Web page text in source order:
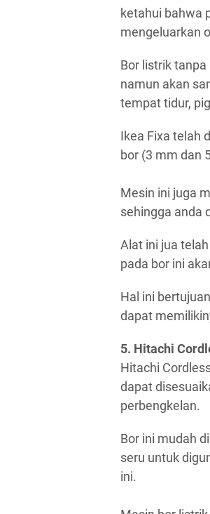
ketahui bahwa
mengeluarkan
Bor listrik
namun akan
tempat tidur,
Ikea Fixa telah
bor (3 mm dan
Mesin ini juga
sehingga anda
Alat ini jua
pada bor ini
Hal ini
dapat
5. Hitachi
Hitachi
dapat
perbengkelan.
Bor ini mudah
seru untuk
ini.